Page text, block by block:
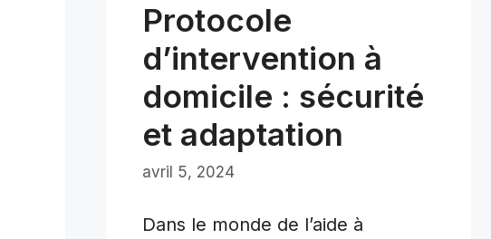
Protocole
d’intervention à
domicile : sécurité
et adaptation
avril 5, 2024
Dans le monde de l’aide à